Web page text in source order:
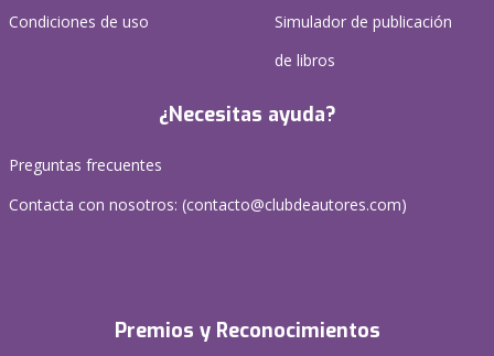
Condiciones de uso
Simulador de publicación
de libros
¿Necesitas ayuda?
Preguntas frecuentes
Contacta con nosotros: (contacto@clubdeautores.com)
Premios y Reconocimientos